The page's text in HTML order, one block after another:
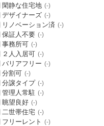
閑静な住宅地 (-)
デザイナーズ (-)
リノベーション済 (-)
保証人不要 (-)
事務所可 (-)
２人入居可 (-)
バリアフリー (-)
分割可 (-)
分譲タイプ (-)
管理人常駐 (-)
眺望良好 (-)
二世帯住宅 (-)
フリーレント (-)